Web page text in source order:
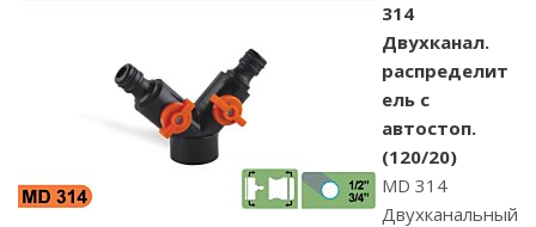
314
Двухканал.
распределит
ель с
автостоп.
(120/20)
MD 314
Двухканальный